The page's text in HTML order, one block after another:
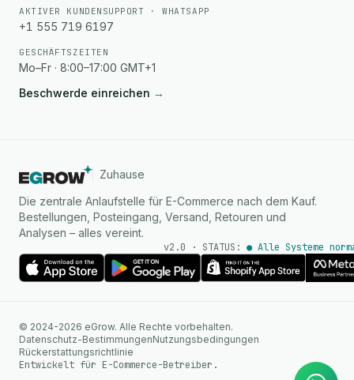
AKTIVER KUNDENSUPPORT · WHATSAPP
+1 555 719 6197
GESCHÄFTSZEITEN
Mo–Fr · 8:00–17:00 GMT+1
Beschwerde einreichen →
Zuhause
Die zentrale Anlaufstelle für E-Commerce nach dem Kauf.
Bestellungen, Posteingang, Versand, Retouren und
Analysen – alles vereint.
v2.0 · STATUS: ● Alle Systeme
© 2024-2026 eGrow. Alle Rechte vorbehalten.
Datenschutz-BestimmungenNutzungsbedingungen
Rückerstattungsrichtlinie
Entwickelt für E-Commerce-Betreiber.
Sofortige Antworten auf
WhatsApp